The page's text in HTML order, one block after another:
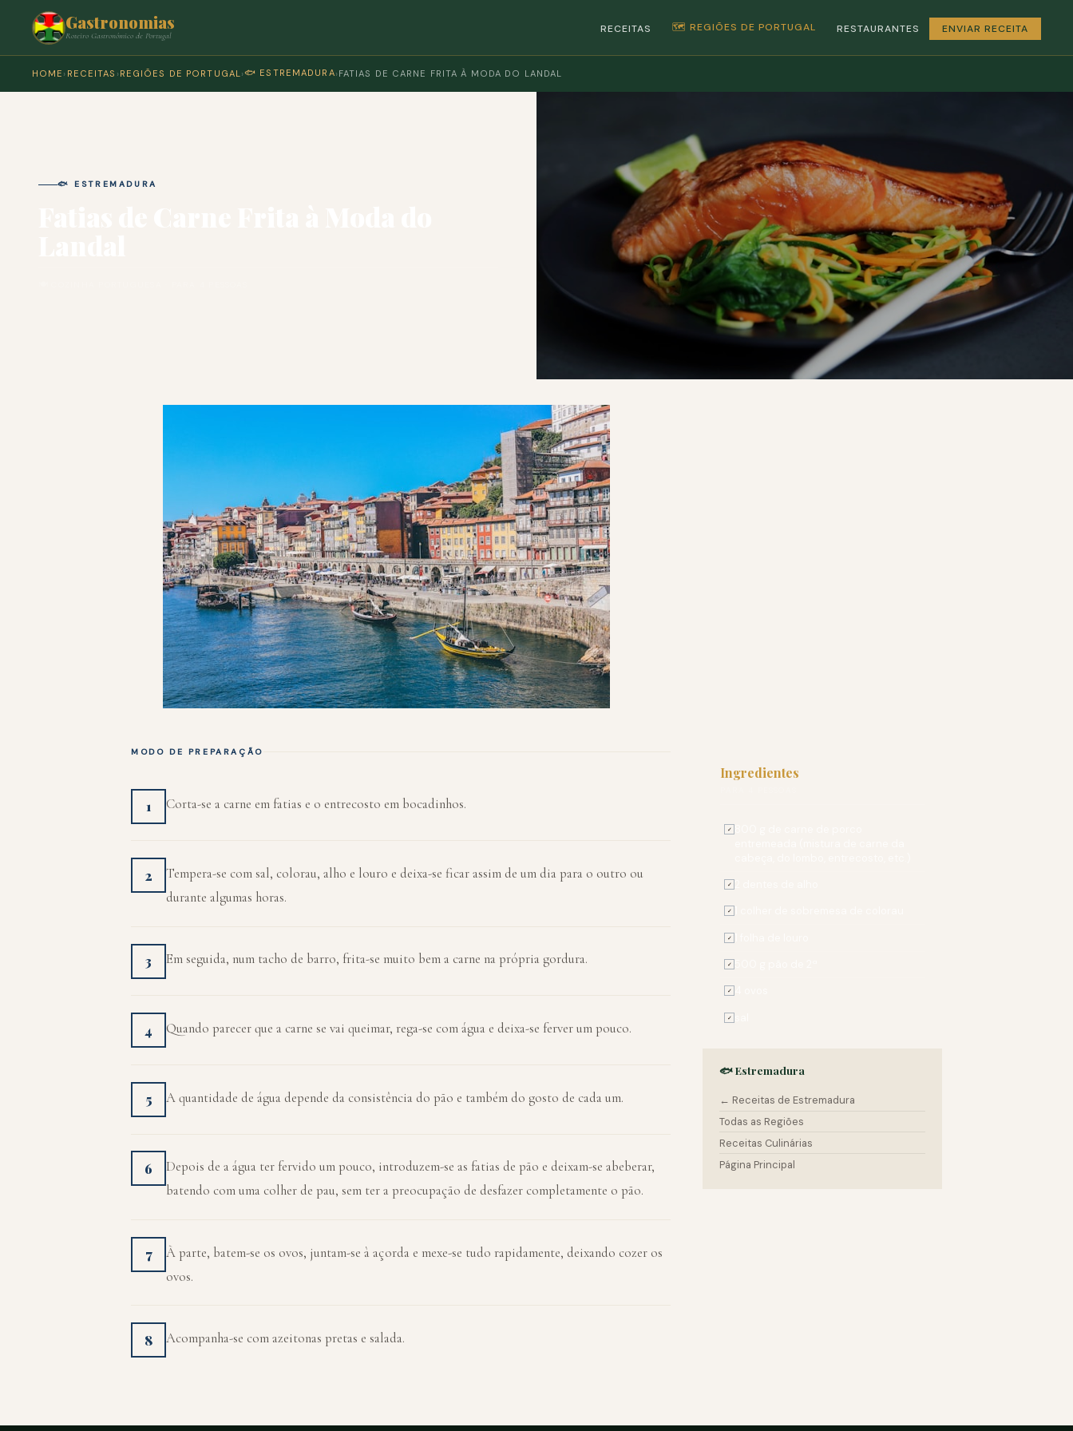
Gastronomias
Roteiro Gastronómico de Portugal
RECEITAS 🗺️ REGIÕES DE PORTUGAL RESTAURANTES ENVIAR RECEITA
HOME › RECEITAS › REGIÕES DE PORTUGAL›🐟 ESTREMADURA› FATIAS DE CARNE FRITA À MODA DO LANDAL
🐟 ESTREMADURA
MODO DE PREPARAÇÃO
1 Corta-se a carne em fatias e o entrecosto em bocadinhos.
2
Tempera-se com sal, colorau, alho e louro e deixa-se ficar assim de um dia para o outro ou
durante algumas horas.
3 Em seguida, num tacho de barro, frita-se muito bem a carne na própria gordura.
4 Quando parecer que a carne se vai queimar, rega-se com água e deixa-se ferver um pouco.
5 A quantidade de água depende da consistência do pão e também do gosto de cada um.
6
Depois de a água ter fervido um pouco, introduzem-se as fatias de pão e deixam-se abeberar,
batendo com uma colher de pau, sem ter a preocupação de desfazer completamente o pão.
7
À parte, batem-se os ovos, juntam-se à açorda e mexe-se tudo rapidamente, deixando cozer os
ovos.
8 Acompanha-se com azeitonas pretas e salada.
Ingredientes
✓
✓
✓
✓
✓
✓
✓
🐟 Estremadura
← Receitas de Estremadura
Todas as Regiões
Receitas Culinárias
Página Principal